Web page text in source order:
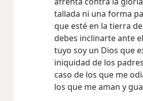
tallada ni una forma
que esté en la tierra
debes inclinarte ante
tuyo soy un Dios que
iniquidad de los
caso de los que me
los que me aman y